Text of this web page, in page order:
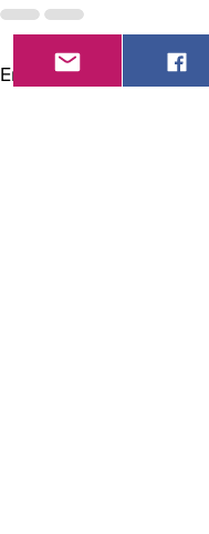
Entradas recientes